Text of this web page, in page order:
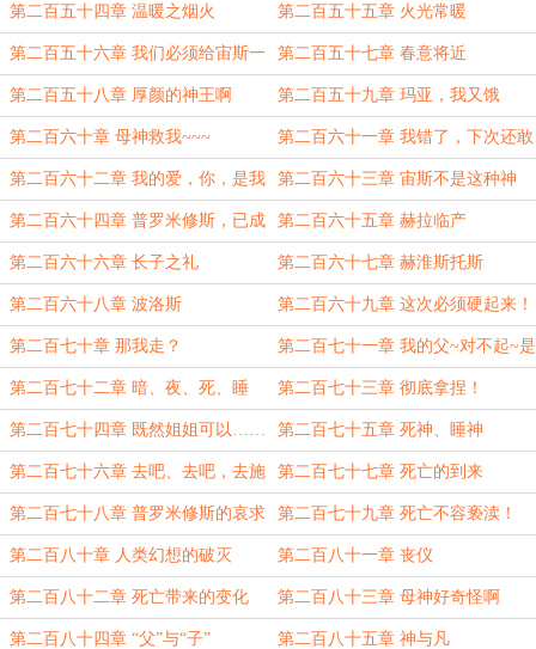
看人类吧
第二百五十四章 温暖之烟火 第二百五十五章 火光常暖
第二百五十六章 我们必须给宙斯一
个深刻的教训！
第二百五十七章 春意将近
第二百五十八章 厚颜的神王啊 第二百五十九章 玛亚，我又饿
了……
第二百六十章 母神救我~~~ 第二百六十一章 我错了，下次还敢
第二百六十二章 我的爱，你，是我
至高无上的父！
第二百六十三章 宙斯不是这种神
第二百六十四章 普罗米修斯，已成
阻碍
第二百六十五章 赫拉临产
第二百六十六章 长子之礼 第二百六十七章 赫淮斯托斯
第二百六十八章 波洛斯 第二百六十九章 这次必须硬起来！
第二百七十章 那我走？ 第二百七十一章 我的父~对不起~是
我错了
第二百七十二章 暗、夜、死、睡
（5K，加更！）
第二百七十三章 彻底拿捏！
第二百七十四章 既然姐姐可以……
那……
第二百七十五章 死神、睡神
第二百七十六章 去吧、去吧，去施
予安宁与休憩
第二百七十七章 死亡的到来
第二百七十八章 普罗米修斯的哀求 第二百七十九章 死亡不容亵渎！
第二百八十章 人类幻想的破灭 第二百八十一章 丧仪
第二百八十二章 死亡带来的变化 第二百八十三章 母神好奇怪啊
第二百八十四章 “父”与“子” 第二百八十五章 神与凡